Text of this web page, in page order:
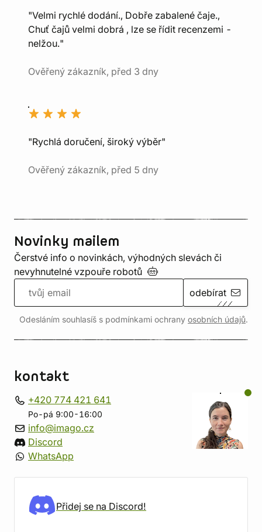
"Velmi rychlé dodání., Dobře zabalené čaje.,
Chuť čajů velmi dobrá , lze se řídit recenzemi -
nelžou."
Ověřený zákazník, před 3 dny
"Rychlá doručení, široký výběr"
Ověřený zákazník, před 5 dny
Novinky mailem
Čerstvé info o novinkách, výhodných slevách či
nevyhnutelné vzpouře robotů
odebírat
Odesláním souhlasíš s podmínkami ochrany osobních údajů.
kontakt
+420 774 421 641
Po-pá 9:00-16:00
info@imago.cz
Discord
WhatsApp
Přidej se na Discord!